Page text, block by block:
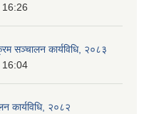
सञ्चालन कार्यविधि, २०८३
16:04
कार्यविधि, २०८२